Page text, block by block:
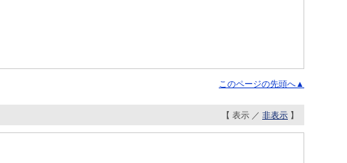
このページの先頭へ▲
【 表示 ／ 非表示 】